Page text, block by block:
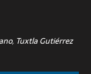
Tuxtla Gutiérrez